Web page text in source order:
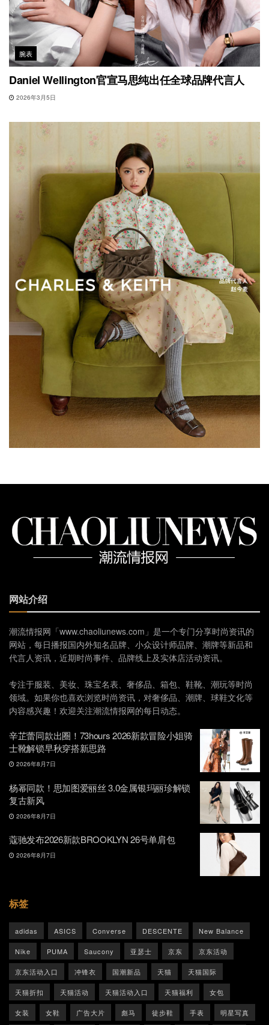
腕表
Daniel Wellington官宣马思纯出任全球品牌代言人
2026年3月5日
网站介绍
潮流情报网「www.chaoliunews.com」是一个专门分享时尚资讯的
网站，每日播报国内外知名品牌、小众设计师品牌、潮牌等新品和
代言人资讯，近期时尚事件、品牌线上及实体店活动资讯。
专注于服装、美妆、珠宝名表、奢侈品、箱包、鞋靴、潮玩等时尚
领域。如果你也喜欢浏览时尚资讯，对奢侈品、潮牌、球鞋文化等
内容感兴趣！欢迎关注潮流情报网的每日动态。
辛芷蕾同款出圈！73hours 2026新款冒险小姐骑
士靴解锁早秋穿搭新思路
2026年8月7日
杨幂同款！思加图爱丽丝 3.0金属银玛丽珍解锁
复古新风
2026年8月7日
蔻驰发布2026新款BROOKLYN 26号单肩包
2026年8月7日
标签
adidas ASICS Converse DESCENTE New Balance
Nike PUMA Saucony 亚瑟士 京东 京东活动
京东活动入口 冲锋衣 国潮新品 天猫 天猫国际
天猫折扣 天猫活动 天猫活动入口 天猫福利 女包
女装 女鞋 广告大片 彪马 徒步鞋 手表 明星写真